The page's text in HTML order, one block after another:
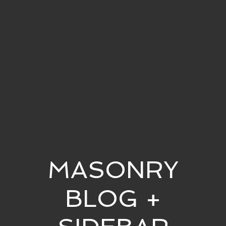
MASONRY
BLOG +